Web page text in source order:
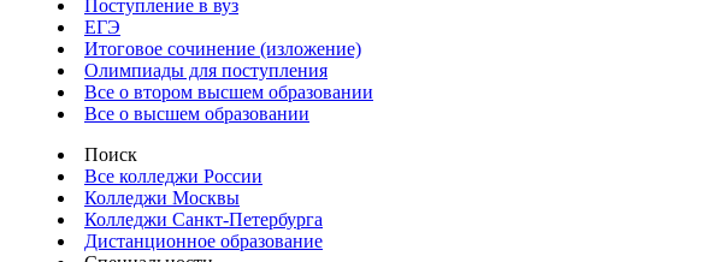
Поступление в вуз
ЕГЭ
Итоговое сочинение (изложение)
Олимпиады для поступления
Все о втором высшем образовании
Все о высшем образовании
Поиск
Все колледжи России
Колледжи Москвы
Колледжи Санкт-Петербурга
Дистанционное образование